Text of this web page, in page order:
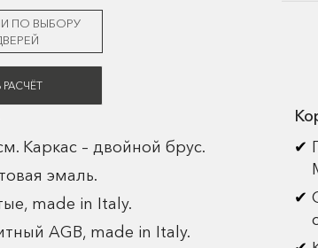
ПО ВЫБОРУ
Каркас – двойной брус.
эмаль.
made in Italy.
AGB, made in Italy.